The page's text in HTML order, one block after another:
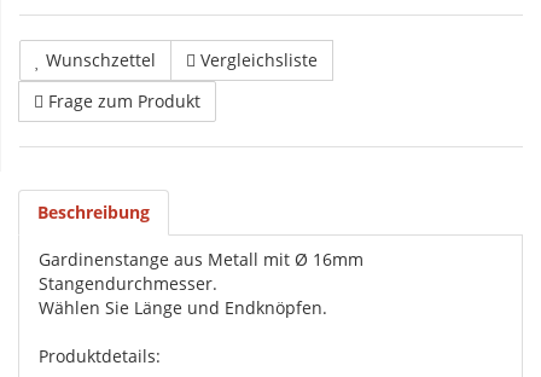
Wunschzettel
Vergleichsliste
Frage zum Produkt
Beschreibung
Gardinenstange aus Metall mit Ø 16mm
Stangendurchmesser.
Wählen Sie Länge und Endknöpfen.
Produktdetails: